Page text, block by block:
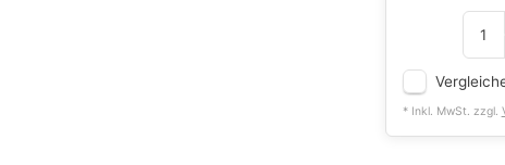
* Inkl. MwSt. zzgl.